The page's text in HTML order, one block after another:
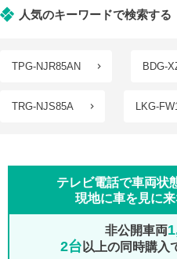
人気のキーワードで検索する
TPG-NJR85AN BDG-
TRG-NJS85A LKG-
テレビ電話で車両状
現地に車を見に
非公開車両
2台 以上の同時購入